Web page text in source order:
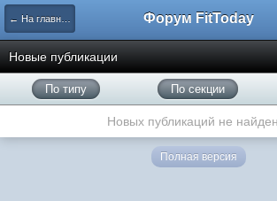
← На главную Форум FitToday
Новые публикации
По типу По секции
Новых публикаций не
Полная версия